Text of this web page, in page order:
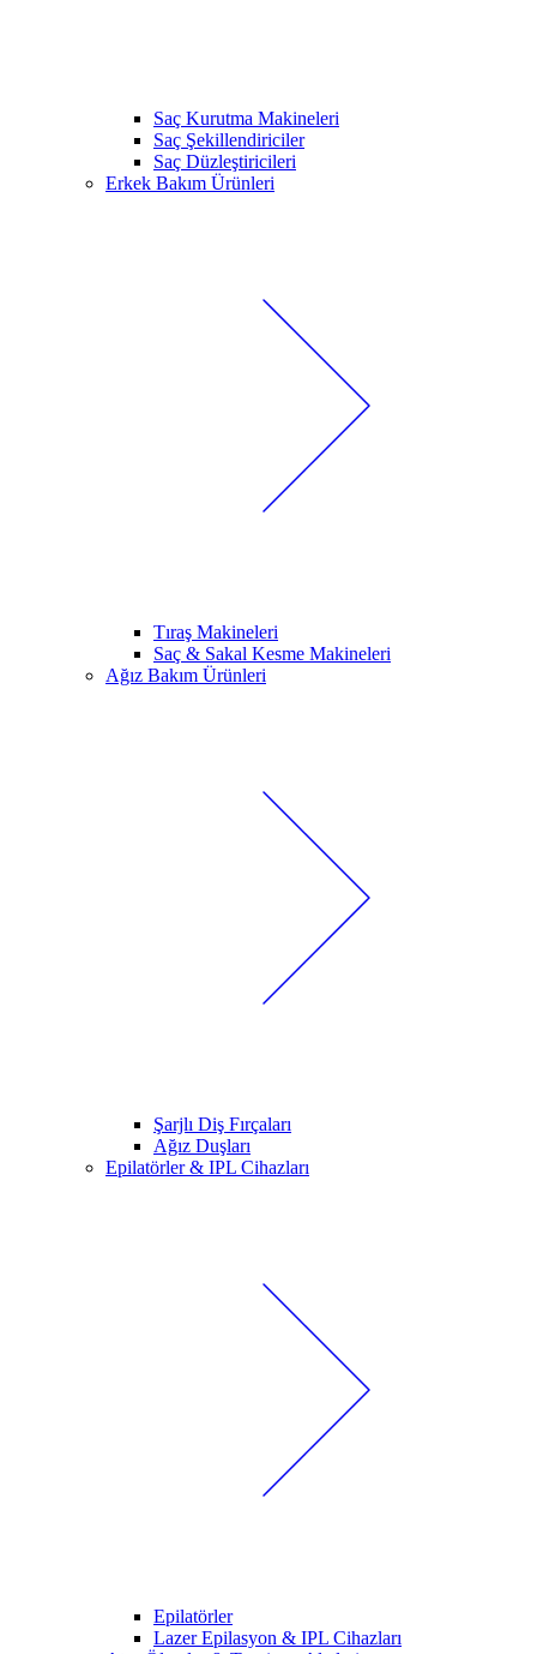
Saç Kurutma Makineleri
Saç Şekillendiriciler
Saç Düzleştiricileri
Erkek Bakım Ürünleri
Tıraş Makineleri
Saç & Sakal Kesme Makineleri
Ağız Bakım Ürünleri
Şarjlı Diş Fırçaları
Ağız Duşları
Epilatörler & IPL Cihazları
Epilatörler
Lazer Epilasyon & IPL Cihazları